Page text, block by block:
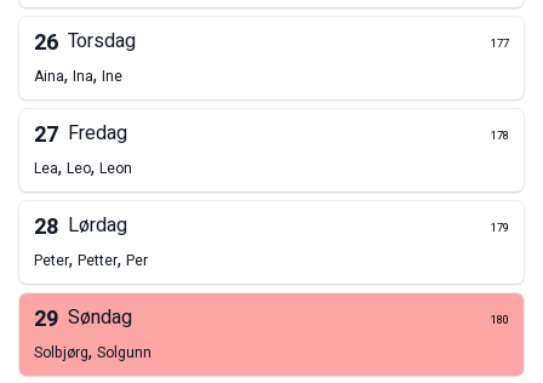
26 Torsdag 177
Aina, Ina, Ine
27 Fredag 178
Lea, Leo, Leon
28 Lørdag 179
Peter, Petter, Per
29 Søndag 180
Solbjørg, Solgunn